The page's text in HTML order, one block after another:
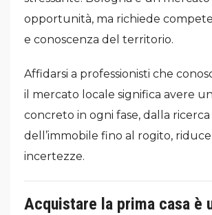
opportunità, ma richiede
e conoscenza del territorio.
Affidarsi a professionisti che
il mercato locale significa avere
concreto in ogni fase, dalla ricerca
dell’immobile fino al rogito,
incertezze.
Acquistare la prima casa è